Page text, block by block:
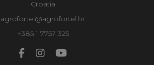
Croatia
agrofortel@agrofortel.hr
+385 1 7757 325